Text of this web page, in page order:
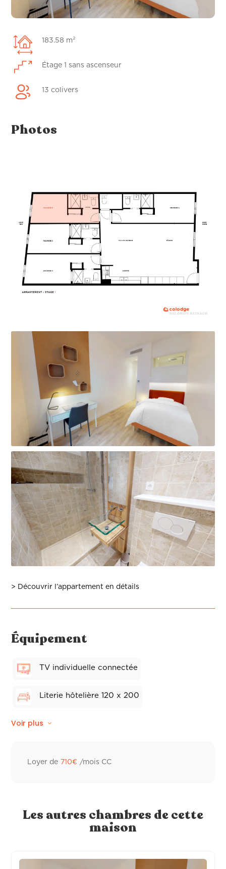
183.58 m²
Étage 1 sans ascenseur
13 colivers
Photos
> Découvrir l’appartement en détails
Équipement
TV individuelle connectée
Literie hôtelière 120 x 200
Store électriques
Voir plus
Loyer de 710€ /mois CC
Les autres chambres de cette
maison